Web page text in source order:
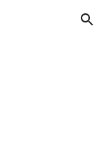
Skip to navigation